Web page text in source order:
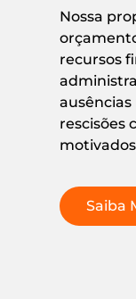
Nossa
recursos
rescisões
Saiba